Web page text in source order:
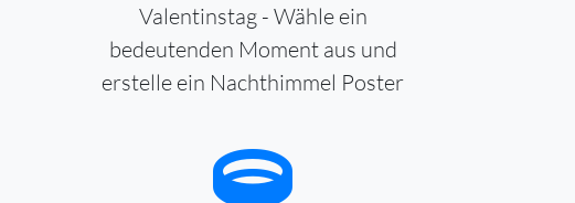
Valentinstag - Wähle ein
bedeutenden Moment aus und
erstelle ein Nachthimmel Poster